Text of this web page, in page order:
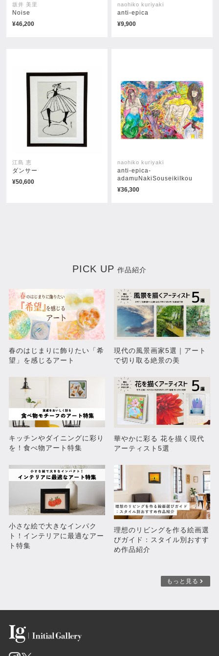
静かなる創造
¥108,900
守護者
時間を背負うもの
世界を放つ者
色彩のうねりに宿るもの
¥108,900
立ち上がる構造
¥77,000
坂井 美里
Noise
¥46,200
naohiko kuriyaki
anti-epica
¥9,900
江島 恵
ダンサー
¥50,600
naohiko kuriyaki
anti-epica-
adamuNakiSouseikiIkou
¥36,300
PICK UP 作品紹介
春のはじまりに飾りたい「希
望」を感じるアート
現代の風景画家5選｜アート
で切り取る絶景の美
キッチンやダイニングに彩り
を！食べ物アート特集
華やかに彩る 花を描く現代
アーティスト5選
小さな絵で大きなインパク
ト！インテリアに最適なアー
ト特集
理想のリビングを作る絵画選
びガイド：スタイル別おすす
め作品紹介
もっと見る